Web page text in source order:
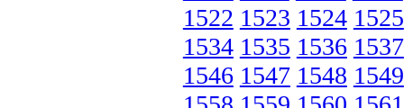
1522 1523 1524 1525
1534 1535 1536 1537
1546 1547 1548 1549